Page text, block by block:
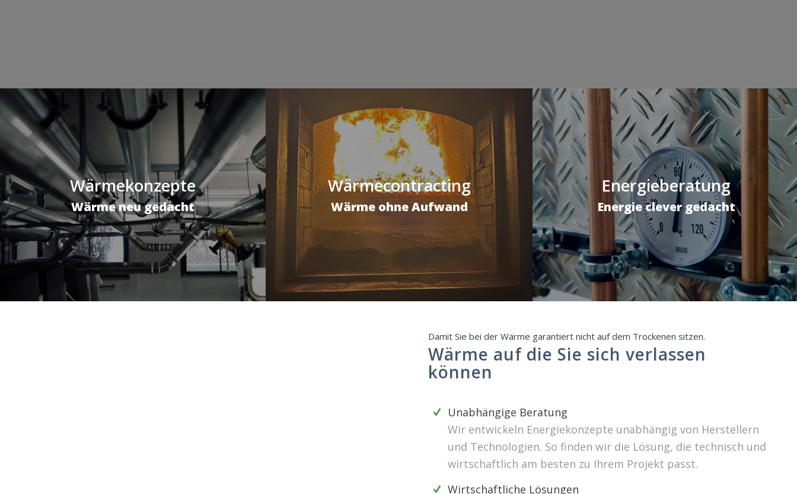
Wärmekonzepte
Wärme neu gedacht
Wärmecontracting
Wärme ohne Aufwand
Energieberatung
Energie clever gedacht
Damit Sie bei der Wärme garantiert nicht auf dem Trockenen sitzen.
Wärme auf die Sie sich verlassen
können
Unabhängige Beratung
Wir entwickeln Energiekonzepte unabhängig von Herstellern
und Technologien. So finden wir die Lösung, die technisch und
wirtschaftlich am besten zu Ihrem Projekt passt.
Wirtschaftliche Lösungen